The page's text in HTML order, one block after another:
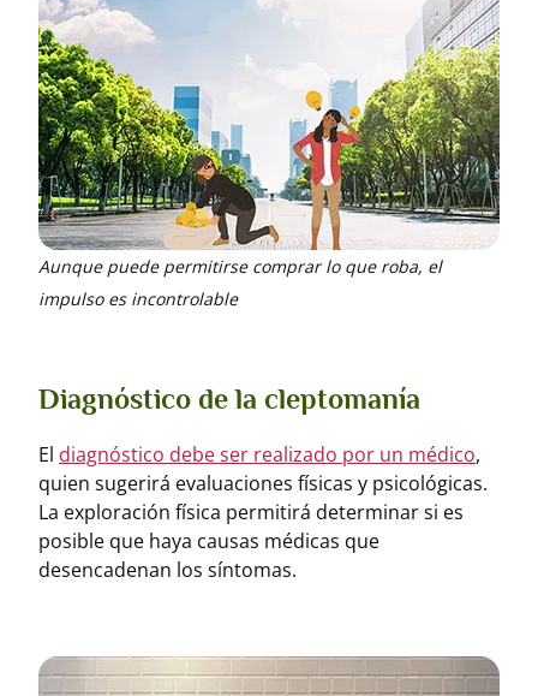
Aunque puede permitirse comprar lo que roba, el
impulso es incontrolable
Diagnóstico de la cleptomanía
El diagnóstico debe ser realizado por un médico,
quien sugerirá evaluaciones físicas y psicológicas.
La exploración física permitirá determinar si es
posible que haya causas médicas que
desencadenan los síntomas.